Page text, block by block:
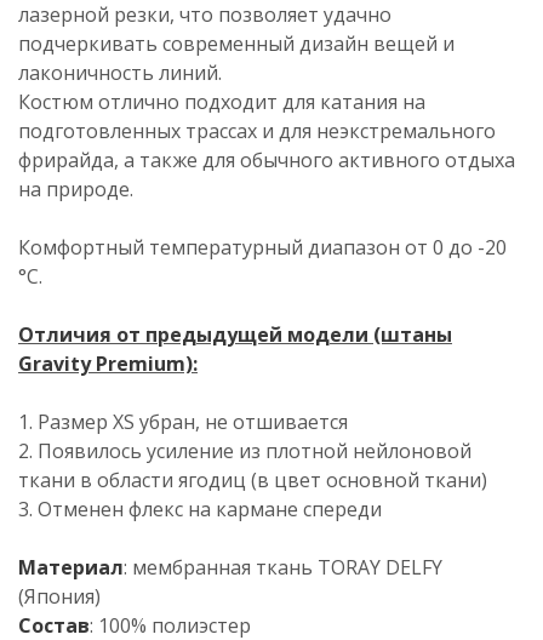
лазерной резки, что позволяет удачно
подчеркивать современный дизайн вещей и
лаконичность линий.
Костюм отлично подходит для катания на
подготовленных трассах и для неэкстремального
фрирайда, а также для обычного активного отдыха
на природе.
Комфортный температурный диапазон от 0 до -20
°С.
Отличия от предыдущей модели (штаны
Gravity Premium):
1. Размер XS убран, не отшивается
2. Появилось усиление из плотной нейлоновой
ткани в области ягодиц (в цвет основной ткани)
3. Отменен флекс на кармане спереди
Материал: мембранная ткань TORAY DELFY
(Япония)
Состав: 100% полиэстер